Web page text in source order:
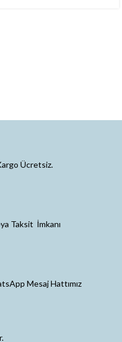
Ücretsiz.
Taksit İmkanı
Mesaj Hattımız